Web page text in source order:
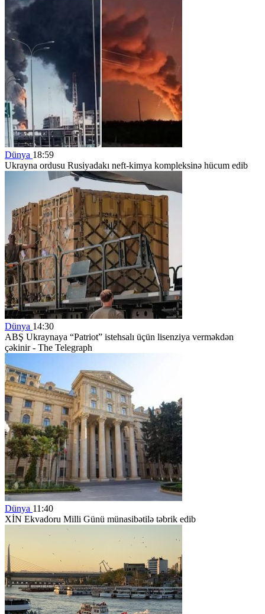
Dünya 18:59
Ukrayna ordusu Rusiyadakı neft-kimya kompleksinə hücum edib
Dünya 14:30
ABŞ Ukraynaya “Patriot” istehsalı üçün lisenziya verməkdən
çəkinir - The Telegraph
Dünya 11:40
XİN Ekvadoru Milli Günü münasibətilə təbrik edib